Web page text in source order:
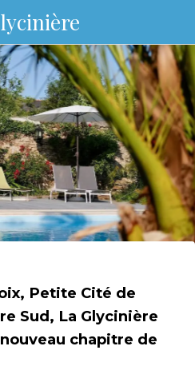
Petite Cité de
Sud, La Glycinière
chapitre de